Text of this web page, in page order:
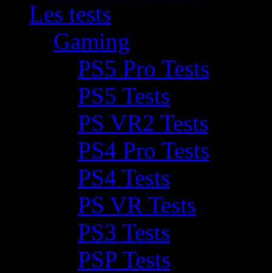
Les tests
Gaming
PS5 Pro Tests
PS5 Tests
PS VR2 Tests
PS4 Pro Tests
PS4 Tests
PS VR Tests
PS3 Tests
PSP Tests